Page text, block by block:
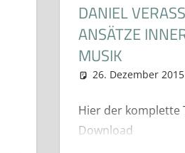
(Best-Of)
DANIEL
ANSÄTZE
MUSIK
26. Dezember 2015
Hier der komplette
Download